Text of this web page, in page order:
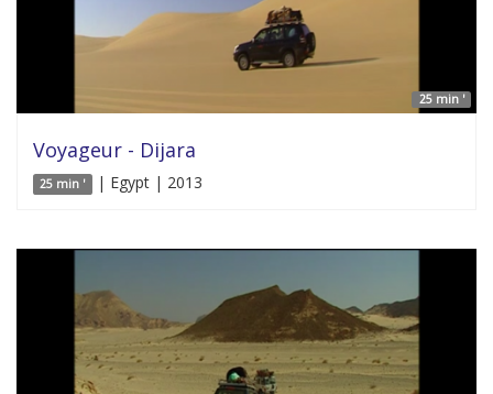
25 min '
Voyageur - Dijara
25 min ' | Egypt | 2013